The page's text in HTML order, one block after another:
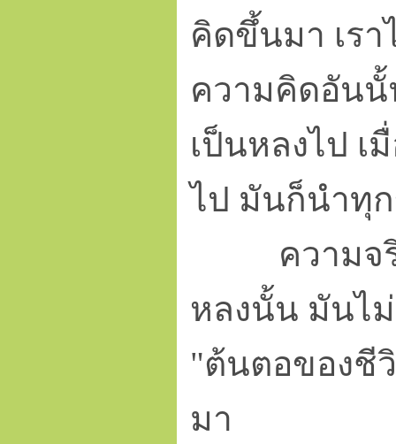
คิดขึ้นมา เร
ความคิดอันนั้
เป็นหลงไป เ
ไป มันก็นำทุ
ความจริง
หลงนั้น มันไ
"ต้นตอของชี
มา